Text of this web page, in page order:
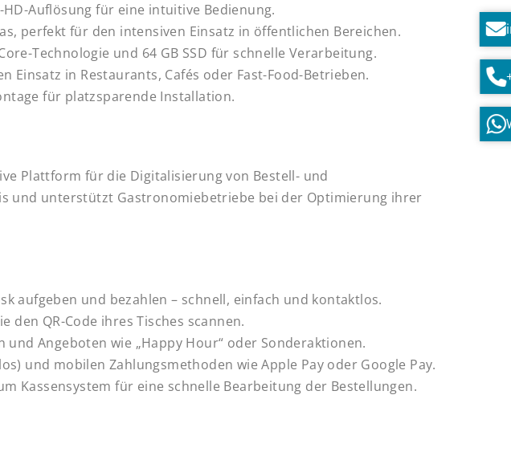
Auflösung für eine intuitive Bedienung.
perfekt für den intensiven Einsatz in öffentlichen Bereichen.
Technologie und 64 GB SSD für schnelle Verarbeitung.
Einsatz in Restaurants, Cafés oder Fast-Food-Betrieben.
für platzsparende Installation.
Plattform für die Digitalisierung von Bestell- und
und unterstützt Gastronomiebetriebe bei der Optimierung ihrer
aufgeben und bezahlen – schnell, einfach und kontaktlos.
den QR-Code ihres Tisches scannen.
und Angeboten wie „Happy Hour“ oder Sonderaktionen.
und mobilen Zahlungsmethoden wie Apple Pay oder Google Pay.
Kassensystem für eine schnelle Bearbeitung der Bestellungen.